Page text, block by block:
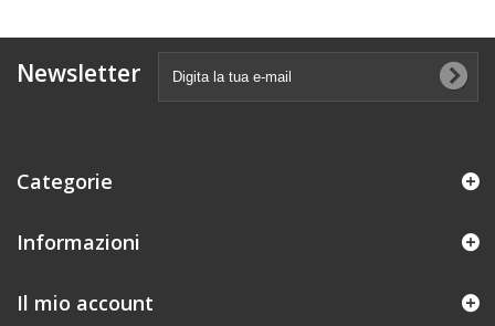
Newsletter
Categorie
Informazioni
Il mio account